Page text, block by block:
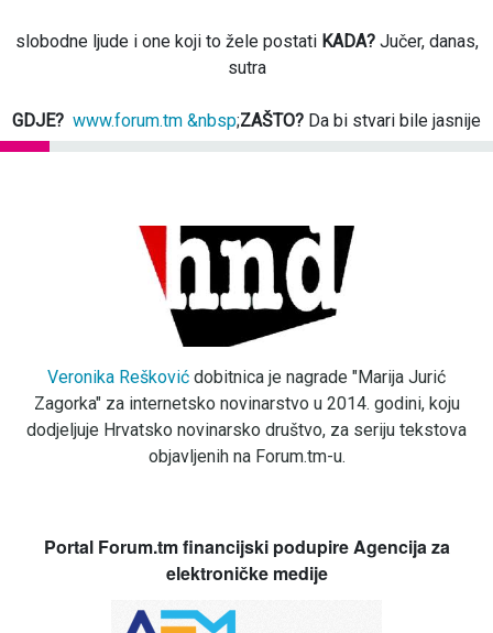
slobodne ljude i one koji to žele postati KADA?Jučer, danas,
sutra
GDJE? www.forum.tm &nbsp;ZAŠTO? Da bi stvari bile jasnije
Veronika Rešković dobitnica je nagrade "Marija Jurić
Zagorka" za internetsko novinarstvo u 2014. godini, koju
dodjeljuje Hrvatsko novinarsko društvo, za seriju tekstova
objavljenih na Forum.tm-u.
Portal Forum.tm financijski podupire Agencija za
elektroničke medije